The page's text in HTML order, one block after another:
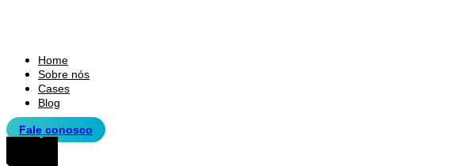
Home
Sobre nós
Cases
Blog
Fale conosco